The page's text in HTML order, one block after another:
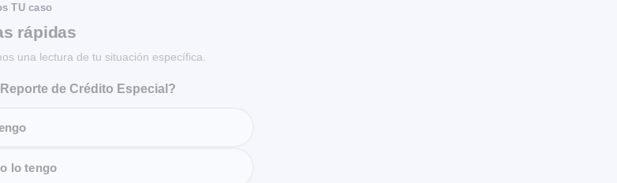
TU caso
rápidas
una lectura de tu situación específica.
de Crédito Especial?
lo tengo